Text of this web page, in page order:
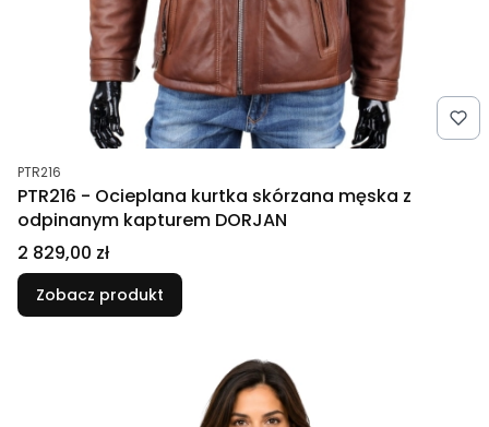
Kod produktu
PTR216
PTR216 - Ocieplana kurtka skórzana męska z
odpinanym kapturem DORJAN
Cena
2 829,00 zł
Zobacz produkt